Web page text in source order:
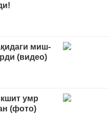
миш-
(видео)
умр
(фото)